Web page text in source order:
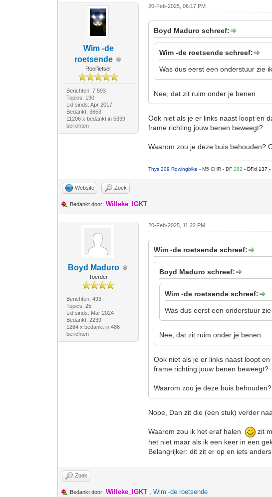
Wim -de
roetsende
Roeifietser
Berichten: 7.593
Topics: 190
Lid sinds: Apr 2017
Bedankt: 3653
11206 x bedankt in 5339
berichten
20-Feb-2025, 06:17 PM
Boyd Maduro schreef:
Wim -de roetsende schreef:
Was dus eerst een onderstuur zie
Nee, dat zit ruim onder je benen
Ook niet als je er links naast loopt en
frame richting jouw benen beweegt?
Waarom zou je deze buis behouden?
Thys 209 Rowingbike- M5 CHR - DF282- DFxl 137 -
Website Zoek
Bedankt door: Willeke_IGKT
Boyd Maduro
Toerder
Berichten: 493
Topics: 25
Lid sinds: Mar 2024
Bedankt: 2239
1284 x bedankt in 486
berichten
20-Feb-2025, 11:22 PM
Wim -de roetsende schreef:
Boyd Maduro schreef:
Wim -de roetsende schreef:
Was dus eerst een onderstuur
Nee, dat zit ruim onder je benen
Ook niet als je er links naast loopt
frame richting jouw benen beweegt?
Waarom zou je deze buis
Nope, Dan zit die (een stuk) verder
Waarom zou ik het eraf halen
zit
het niet maar als ik een keer in een
Belangrijker: dit zit er op en iets
Zoek
Bedankt door: Willeke_IGKT ,Wim -de roetsende